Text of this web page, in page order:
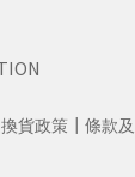
貨政策 ┃ 條款